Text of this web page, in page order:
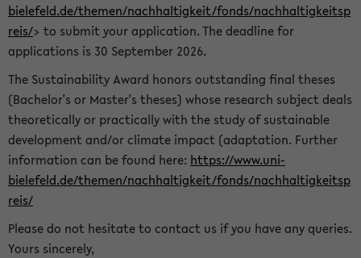
bielefeld.de/themen/nachhaltigkeit/fonds/nachhaltigkeitsp
reis/> to submit your application. The deadline for
applications is 30 September 2026.
The Sustainability Award honors outstanding final theses
(Bachelor's or Master's theses) whose research subject deals
theoretically or practically with the study of sustainable
development and/or climate impact (adaptation. Further
information can be found here: https://www.uni-
bielefeld.de/themen/nachhaltigkeit/fonds/nachhaltigkeitsp
reis/
Please do not hesitate to contact us if you have any queries.
Yours sincerely,